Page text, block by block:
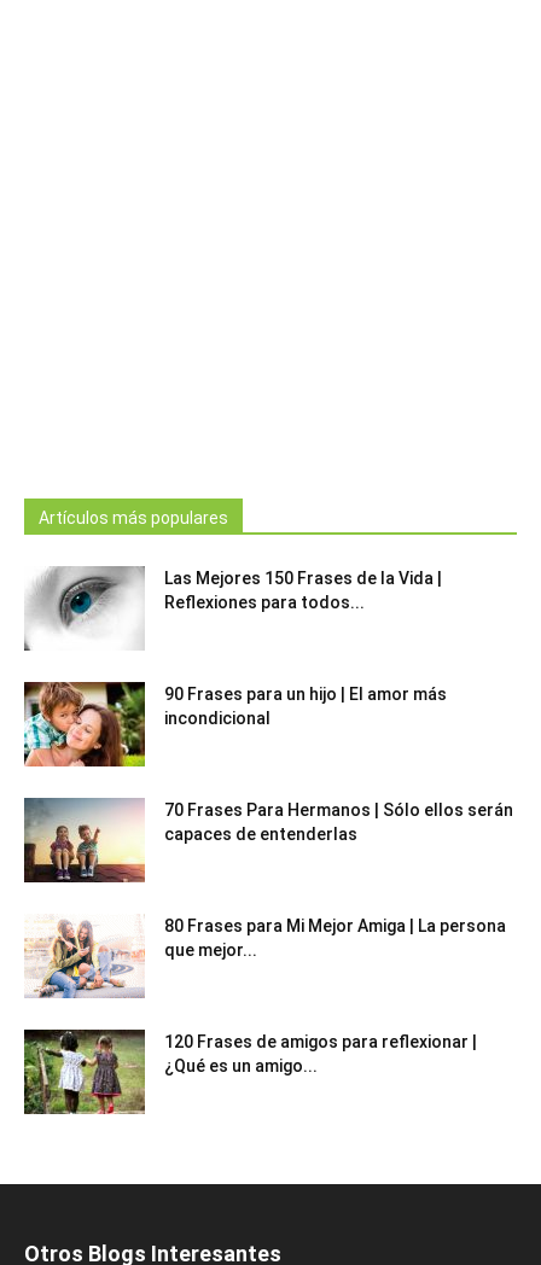
Artículos más populares
Las Mejores 150 Frases de la Vida |
Reflexiones para todos...
90 Frases para un hijo | El amor más
incondicional
70 Frases Para Hermanos | Sólo ellos serán
capaces de entenderlas
80 Frases para Mi Mejor Amiga | La persona
que mejor...
120 Frases de amigos para reflexionar |
¿Qué es un amigo...
Otros Blogs Interesantes